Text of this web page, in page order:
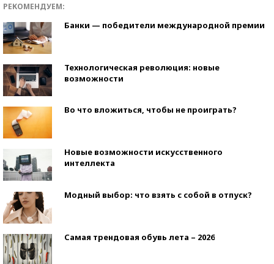
РЕКОМЕНДУЕМ:
Банки — победители международной премии
Технологическая революция: новые
возможности
Во что вложиться, чтобы не проиграть?
Новые возможности искусственного
интеллекта
Модный выбор: что взять с собой в отпуск?
Самая трендовая обувь лета – 2026